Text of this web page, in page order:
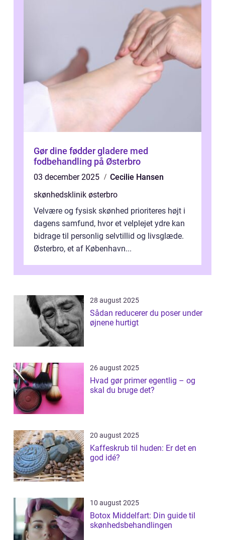
Gør dine fødder gladere med
fodbehandling på Østerbro
03 december 2025
Cecilie Hansen
skønhedsklinik østerbro
Velvære og fysisk skønhed prioriteres højt i
dagens samfund, hvor et velplejet ydre kan
bidrage til personlig selvtillid og livsglæde.
Østerbro, et af København...
28 august 2025
Sådan reducerer du poser under
øjnene hurtigt
26 august 2025
Hvad gør primer egentlig – og
skal du bruge det?
20 august 2025
Kaffeskrub til huden: Er det en
god idé?
10 august 2025
Botox Middelfart: Din guide til
skønhedsbehandlingen